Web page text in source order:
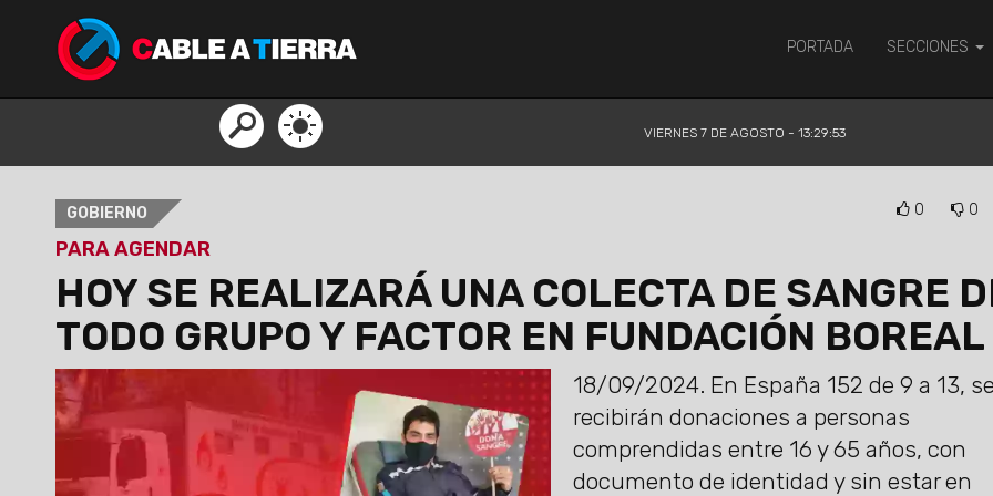
PORTADA SECCIONES
VIERNES 7 DE AGOSTO - 13:29:54
GOBIERNO 0 0
PARA AGENDAR
HOY SE REALIZARÁ UNA COLECTA DE SANGRE
TODO GRUPO Y FACTOR EN FUNDACIÓN BOREAL
18/09/2024. En España 152 de 9 a 13, se
recibirán donaciones a personas
comprendidas entre 16 y 65 años, con
documento de identidad y sin estar en